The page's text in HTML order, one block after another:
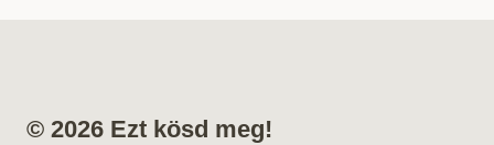
© 2026 Ezt kösd meg!